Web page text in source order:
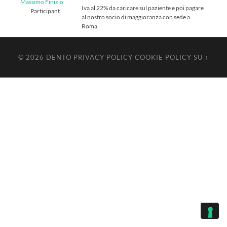
Massimo Finizio
Participant
Iva al 22% da caricare sul paziente e poi pagare
al nostro socio di maggioranza con sede a
Roma
© 2026 DENTO PRIVACY POLICY COOKIE POLICY SU ↑